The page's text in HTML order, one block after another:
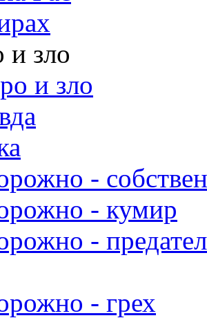
и зло
и зло
-
- кумир
-
- грех